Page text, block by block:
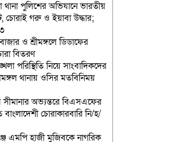
থানা পুলিশের অভিযানে ভারতীয়
চোরাই গরু ও ইয়াবা উদ্ধার;
ও শ্রীমঙ্গলে ডিডাফের
বিতরণ
পরিস্থিতি নিয়ে সাংবাদিকদের
থানায় ওসির মতবিনিময়
সীমানার অভ্যন্তরে বিএসএফের
চোরাকারবারি নি/হ/
এমপি হাজী মুজিবকে নাগরিক